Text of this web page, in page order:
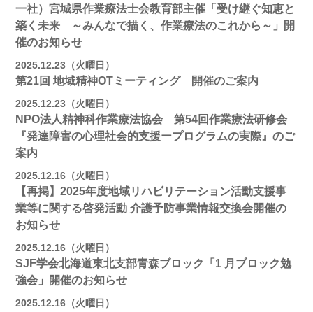
一社）宮城県作業療法士会教育部主催「受け継ぐ知恵と
築く未来 ～みんなで描く、作業療法のこれから～」開
催のお知らせ
2025.12.23（火曜日）
第21回 地域精神OTミーティング 開催のご案内
2025.12.23（火曜日）
NPO法人精神科作業療法協会 第54回作業療法研修会
『発達障害の心理社会的支援ープログラムの実際』のご
案内
2025.12.16（火曜日）
【再掲】2025年度地域リハビリテーション活動⽀援事
業等に関する啓発活動 介護予防事業情報交換会開催の
お知らせ
2025.12.16（火曜日）
SJF学会北海道東北支部⻘森ブロック「1 月ブロック勉
強会」開催のお知らせ
2025.12.16（火曜日）